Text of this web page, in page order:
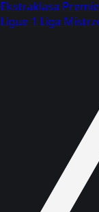
Ekstraklasa
Ligue 1 Liga